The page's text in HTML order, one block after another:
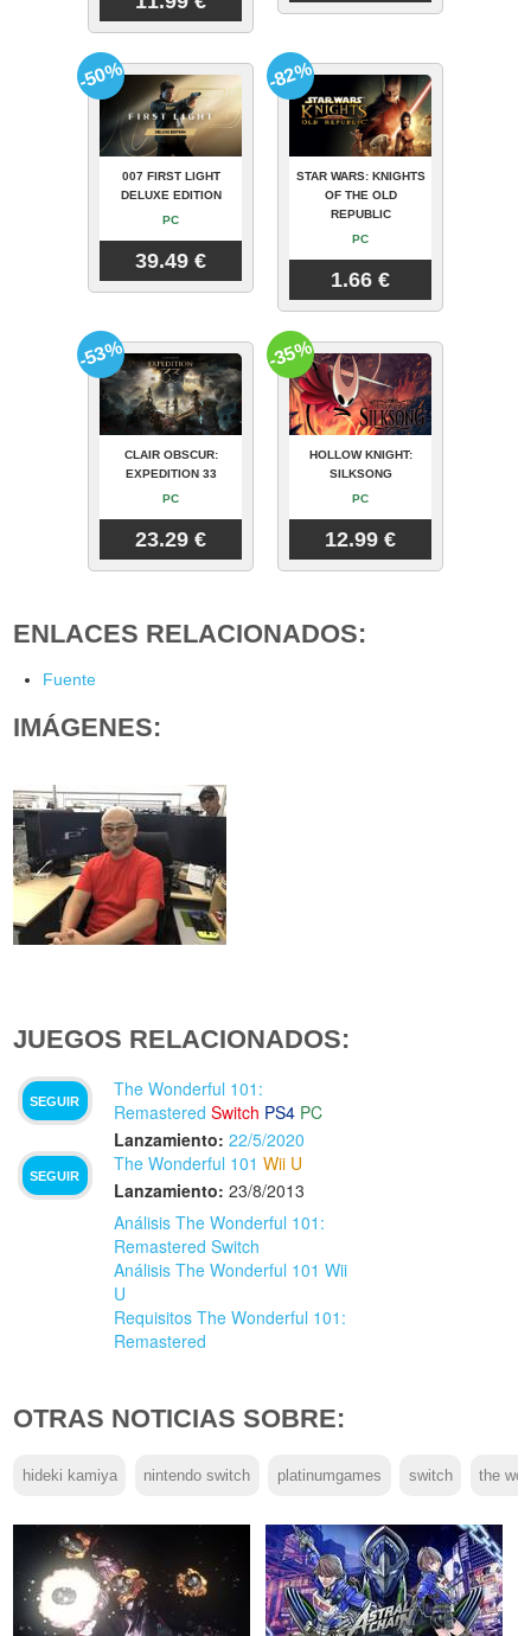
007 FIRST LIGHT
DELUXE EDITION
PC
39.49 €
-50%
STAR WARS: KNIGHTS
OF THE OLD
REPUBLIC
PC
1.66 €
-82%
CLAIR OBSCUR:
EXPEDITION 33
PC
23.29 €
-53%
HOLLOW KNIGHT:
SILKSONG
PC
12.99 €
-35%
ENLACES RELACIONADOS:
Fuente
IMÁGENES:
JUEGOS RELACIONADOS:
SEGUIR
The Wonderful 101:
Remastered Switch PS4 PC
Lanzamiento: 22/5/2020
SEGUIR
The Wonderful 101 Wii U
Lanzamiento: 23/8/2013
Análisis The Wonderful 101:
Remastered Switch
Análisis The Wonderful 101 Wii
U
Requisitos The Wonderful 101:
Remastered
OTRAS NOTICIAS SOBRE:
hideki kamiya nintendo switch platinumgames switch the